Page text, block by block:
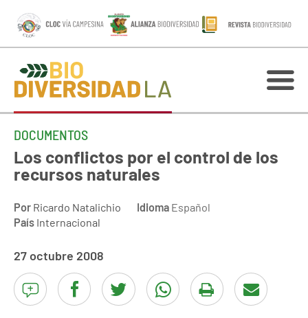
DOCUMENTOS
Los conflictos por el control de los
recursos naturales
Por Ricardo Natalichio Idioma Español
País Internacional
27 octubre 2008